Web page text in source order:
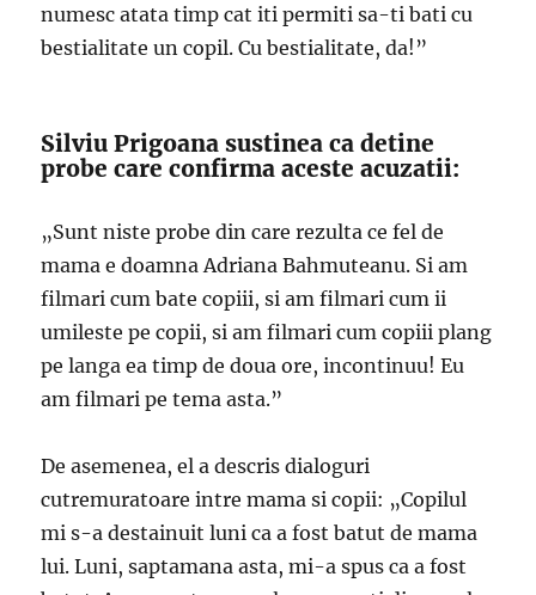
numesc atata timp cat iti permiti sa-ti bati cu
bestialitate un copil. Cu bestialitate, da!”
Silviu Prigoana sustinea ca detine
probe care confirma aceste acuzatii:
„Sunt niste probe din care rezulta ce fel de
mama e doamna Adriana Bahmuteanu. Si am
filmari cum bate copiii, si am filmari cum ii
umileste pe copii, si am filmari cum copiii plang
pe langa ea timp de doua ore, incontinuu! Eu
am filmari pe tema asta.”
De asemenea, el a descris dialoguri
cutremuratoare intre mama si copii: „Copilul
mi s-a destainuit luni ca a fost batut de mama
lui. Luni, saptamana asta, mi-a spus ca a fost